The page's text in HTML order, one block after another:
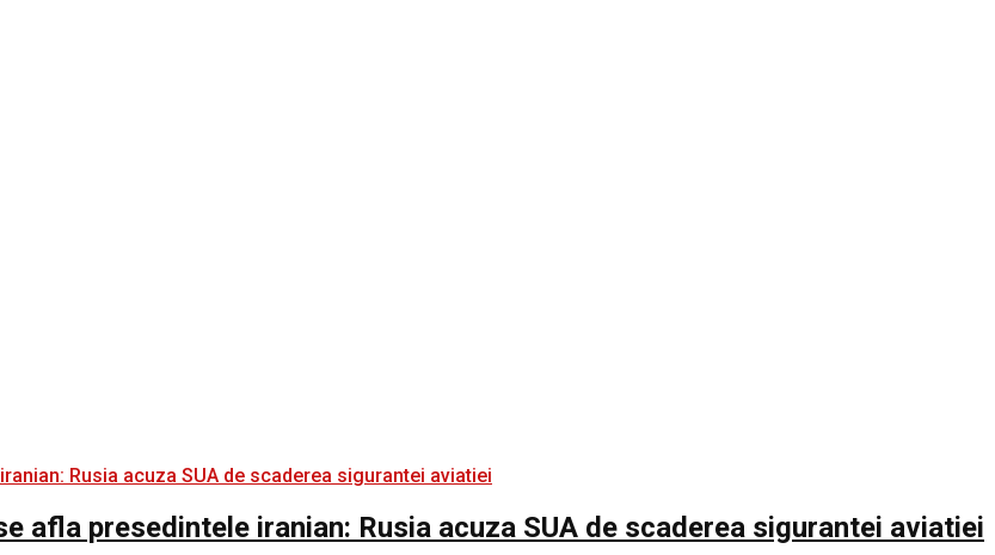
afla presedintele iranian: Rusia acuza SUA de scaderea sigurantei aviatiei